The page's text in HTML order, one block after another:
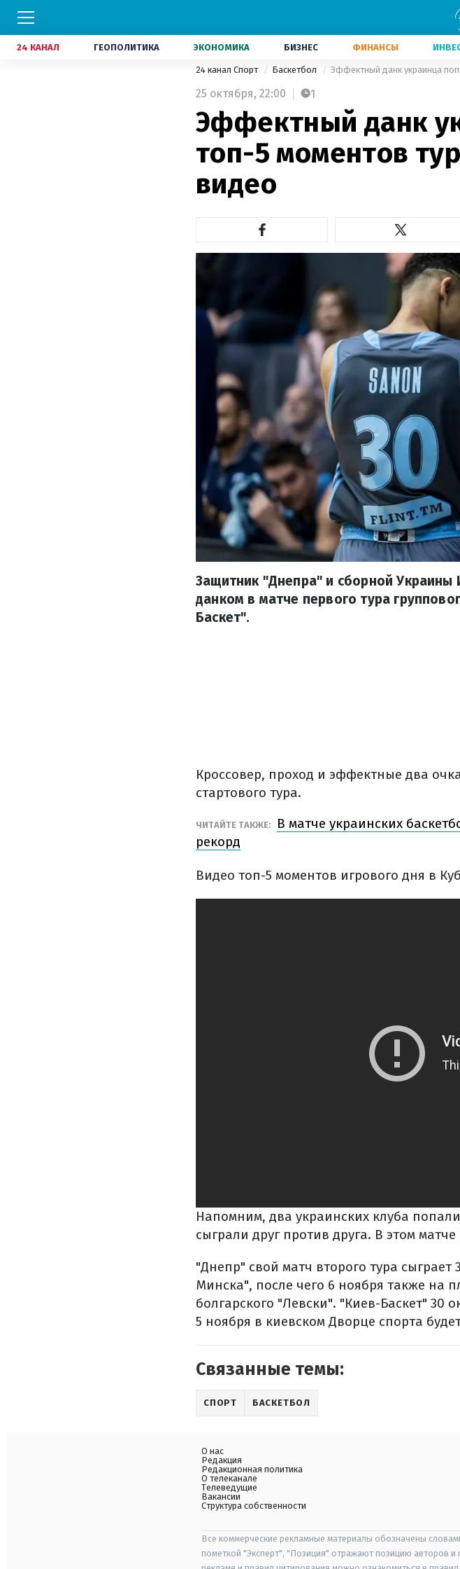
24 КАНАЛ ГЕОПОЛИТИКА ЭКОНОМИКА БИЗНЕС ФИНАНСЫ
24 канал Спорт Баскетбол Эффектный данк украинца
25 октября, 22:00 1
Эффектный данк
топ-5 моментов
видео
Защитник "Днепра" и сборной
данком в матче первого тура
Баскет".
Кроссовер, проход и эффектные два
стартового тура.
ЧИТАЙТЕ ТАКЖЕ:
В матче украинских
рекорд
Видео топ-5 моментов игрового дня в
Напомним, два украинских клуба
сыграли друг против друга. В этом
"Днепр" свой матч второго тура
Минска", после чего 6 ноября также на
болгарского "Левски". "Киев-Баскет" 30
5 ноября в киевском Дворце спорта
Связанные темы:
СПОРТ БАСКЕТБОЛ
О нас
Редакция
Редакционная политика
О телеканале
Телеведущие
Вакансии
Структура собственности
Все коммерческие рекламные материалы обозначены
пометкой "Эксперт", "Позиция" отражают позицию авторов